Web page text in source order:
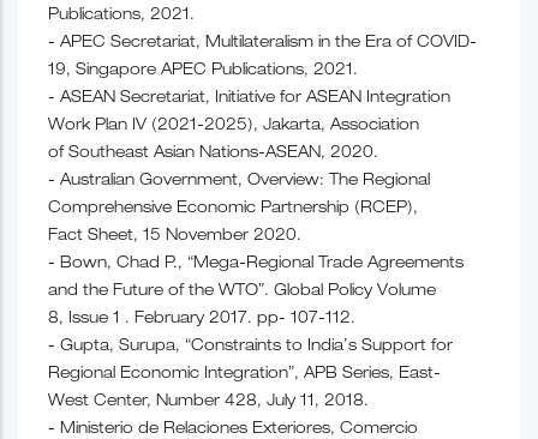
Publications, 2021.
- APEC Secretariat, Multilateralism in the Era of COVID-
19, Singapore APEC Publications, 2021.
- ASEAN Secretariat, Initiative for ASEAN Integration
Work Plan IV (2021-2025), Jakarta, Association
of Southeast Asian Nations-ASEAN, 2020.
- Australian Government, Overview: The Regional
Comprehensive Economic Partnership (RCEP),
Fact Sheet, 15 November 2020.
- Bown, Chad P., “Mega-Regional Trade Agreements
and the Future of the WTO”. Global Policy Volume
8, Issue 1 . February 2017. pp- 107-112.
- Gupta, Surupa, “Constraints to India’s Support for
Regional Economic Integration”, APB Series, East-
West Center, Number 428, July 11, 2018.
- Ministerio de Relaciones Exteriores, Comercio